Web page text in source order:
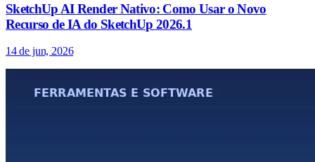
SketchUp AI Render Nativo: Como Usar o Novo
Recurso de IA do SketchUp 2026.1
14 de jun, 2026